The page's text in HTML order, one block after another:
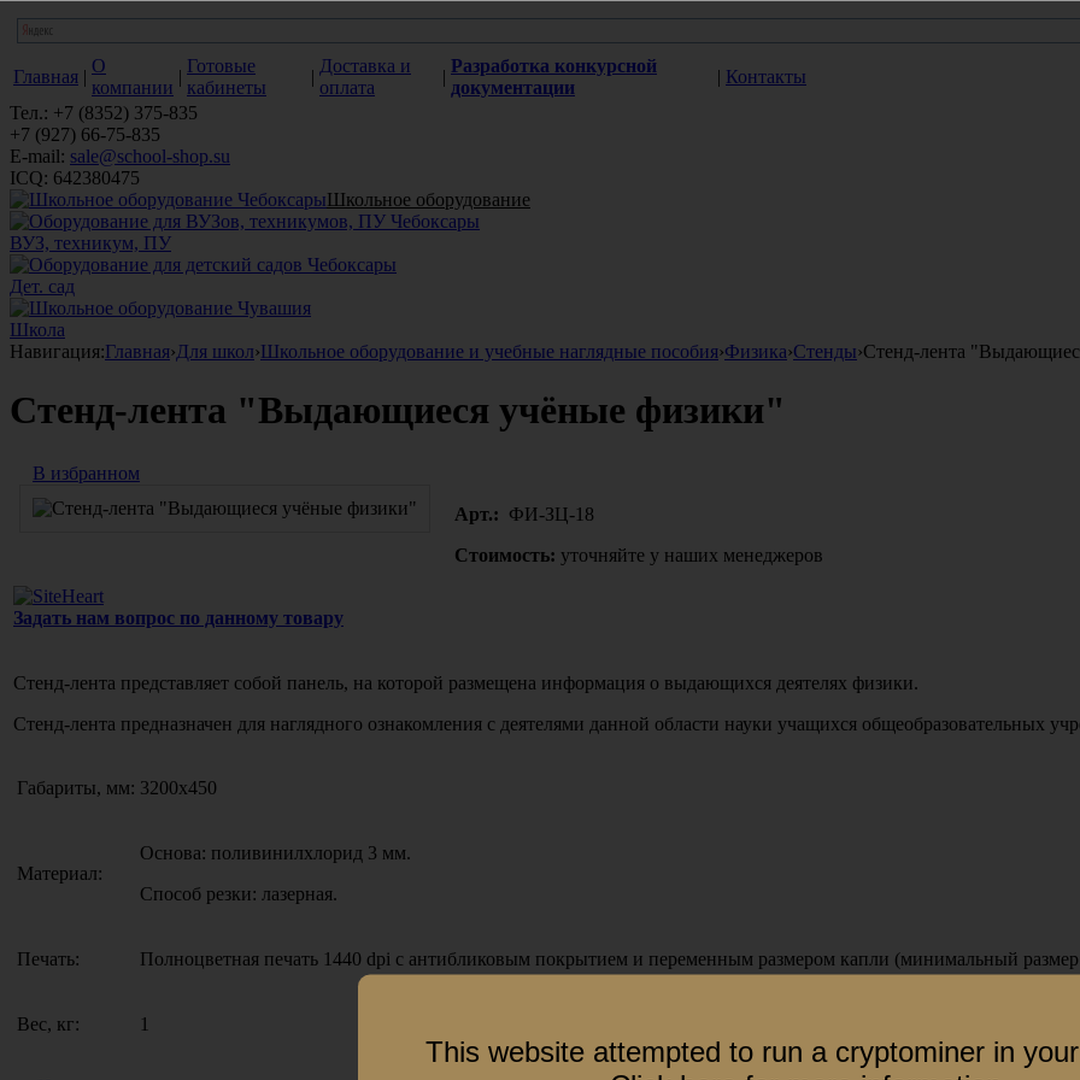
Главная |
О
компании
|
Готовые
кабинеты
|
Доставка и
оплата
|
Разработка конкурсной
документации
| Контакты
Тел.: +7 (8352) 375-835
+7 (927) 66-75-835
E-mail: sale@school-shop.su
ICQ: 642380475
Школьное оборудование
ВУЗ, техникум, ПУ
Дет. сад
Школа
Навигация:Главная›Для школ›Школьное оборудование и учебные наглядные пособия›Физика›Стенды›Стенд-лента
Стенд-лента "Выдающиеся учёные физики"
В избранном
Арт.: ФИ-ЗЦ-18
Стоимость: уточняйте у наших менеджеров
Задать нам вопрос по данному товару
Стенд-лента представляет собой панель, на которой размещена информация о выдающихся деятелях физики.
Стенд-лента предназначен для наглядного ознакомления с деятелями данной области науки учащихся общеобразовательных
Габариты, мм: 3200х450
Материал:
Основа: поливинилхлорид 3 мм.
Способ резки: лазерная.
Печать: Полноцветная печать 1440 dpi с антибликовым покрытием и переменным размером капли (минимальный
Вес, кг: 1
This website attempted to run a cryptominer in